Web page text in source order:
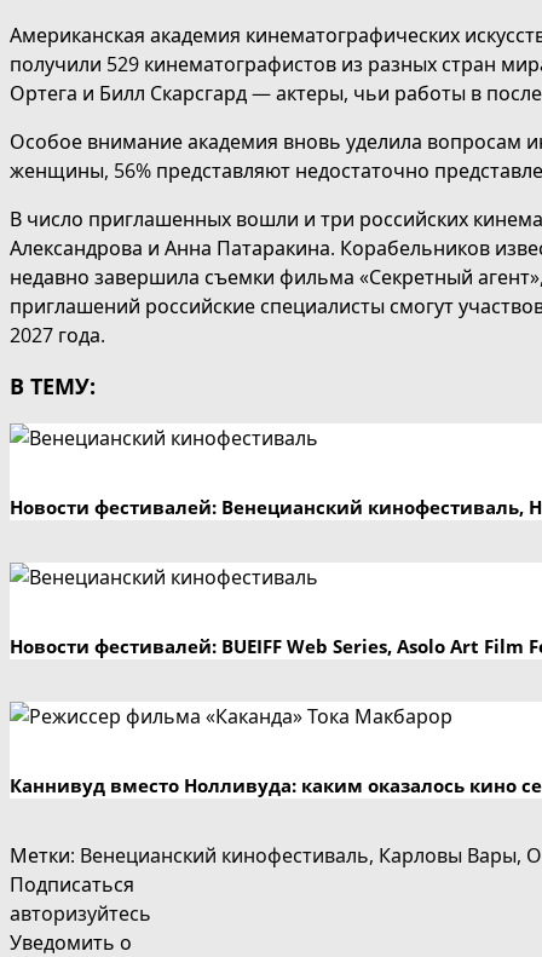
Американская академия кинематографических
получили 529 кинематографистов из разных стран
Ортега и Билл Скарсгард — актеры, чьи работы в
Особое внимание академия вновь уделила вопросам
женщины, 56% представляют недостаточно
В число приглашенных вошли и три российских
Александрова и Анна Патаракина. Корабельников
недавно завершила съемки фильма «Секретный
приглашений российские специалисты смогут
2027 года.
В ТЕМУ:
Новости фестивалей: Венецианский
Новости фестивалей: BUEIFF Web Series, Asolo Art
Каннивуд вместо Нолливуда: каким оказалось кино
Метки: Венецианский кинофестиваль, Карловы Вары,
Подписаться
авторизуйтесь
Уведомить о